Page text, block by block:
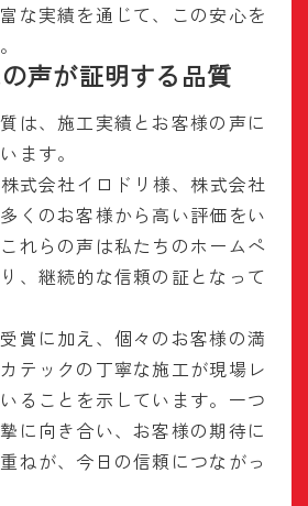
な実績を通じて、この安心を
声が証明する品質
は、施工実績とお客様の声に
ます。
式会社イロドリ様、株式会社
くのお客様から高い評価をい
れらの声は私たちのホームペ
、継続的な信頼の証となって
賞に加え、個々のお客様の満
テックの丁寧な施工が現場レ
ることを示しています。一つ
に向き合い、お客様の期待に
ねが、今日の信頼につながっ